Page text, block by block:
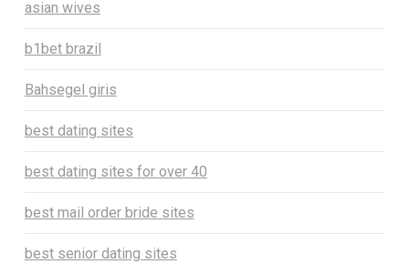
asian wives
b1bet brazil
Bahsegel giris
best dating sites
best dating sites for over 40
best mail order bride sites
best senior dating sites